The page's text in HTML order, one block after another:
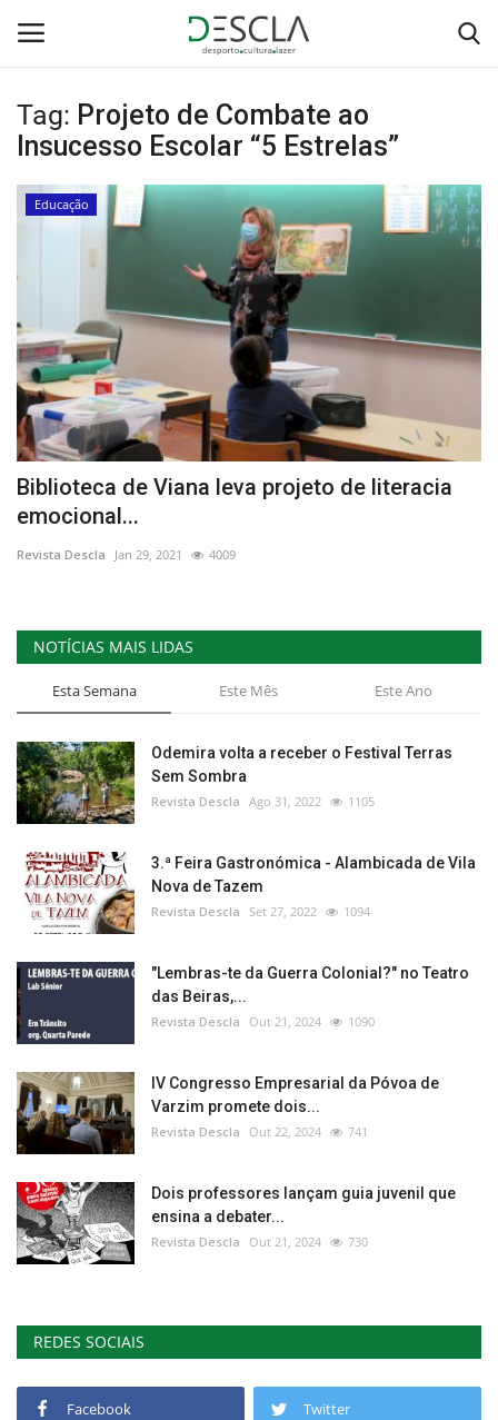
Login Registar
Home
...by Descla
Contactos
Sobre Nós
Educação
Ficha técnica
Cultura
Lazer
Ambiente
Tag: Projeto de Combate ao
Insucesso Escolar “5 Estrelas”
Educação
Biblioteca de Viana leva projeto de literacia
emocional...
Revista Descla Jan 29, 2021 4009
NOTÍCIAS MAIS LIDAS
Esta Semana Este Mês Este Ano
Odemira volta a receber o Festival Terras
Sem Sombra
Revista Descla Ago 31, 2022 1105
3.ª Feira Gastronómica - Alambicada de Vila
Nova de Tazem
Revista Descla Set 27, 2022 1094
"Lembras-te da Guerra Colonial?" no Teatro
das Beiras,...
Revista Descla Out 21, 2024 1090
IV Congresso Empresarial da Póvoa de
Varzim promete dois...
Revista Descla Out 22, 2024 741
Dois professores lançam guia juvenil que
ensina a debater...
Revista Descla Out 21, 2024 730
REDES SOCIAIS
Facebook Twitter